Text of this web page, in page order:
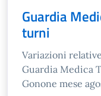
Guardia
turni
Variazioni
Guardia Medica
Gonone mese